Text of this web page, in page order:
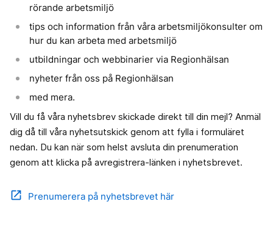
rörande arbetsmiljö
tips och information från våra arbetsmiljökonsulter om
hur du kan arbeta med arbetsmiljö
utbildningar och webbinarier via Regionhälsan
nyheter från oss på Regionhälsan
med mera.
Vill du få våra nyhetsbrev skickade direkt till din mejl? Anmäl
dig då till våra nyhetsutskick genom att fylla i formuläret
nedan. Du kan när som helst avsluta din prenumeration
genom att klicka på avregistrera-länken i nyhetsbrevet.
open_in_new Prenumerera på nyhetsbrevet här